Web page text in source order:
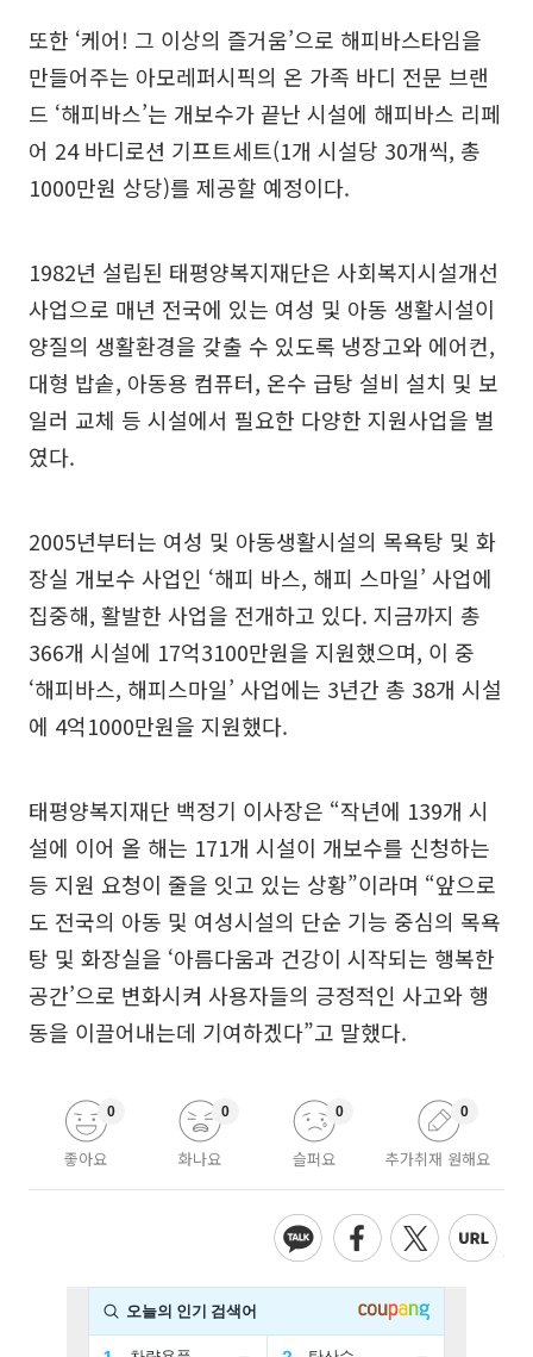
또한 ‘케어! 그 이상의 즐거움’으로 해피바스타임을
만들어주는 아모레퍼시픽의 온 가족 바디 전문 브랜
드 ‘해피바스’는 개보수가 끝난 시설에 해피바스 리페
어 24 바디로션 기프트세트(1개 시설당 30개씩, 총
1000만원 상당)를 제공할 예정이다.
1982년 설립된 태평양복지재단은 사회복지시설개선
사업으로 매년 전국에 있는 여성 및 아동 생활시설이
양질의 생활환경을 갖출 수 있도록 냉장고와 에어컨,
대형 밥솥, 아동용 컴퓨터, 온수 급탕 설비 설치 및 보
일러 교체 등 시설에서 필요한 다양한 지원사업을 벌
였다.
2005년부터는 여성 및 아동생활시설의 목욕탕 및 화
장실 개보수 사업인 ‘해피 바스, 해피 스마일’ 사업에
집중해, 활발한 사업을 전개하고 있다. 지금까지 총
366개 시설에 17억3100만원을 지원했으며, 이 중
‘해피바스, 해피스마일’ 사업에는 3년간 총 38개 시설
에 4억1000만원을 지원했다.
태평양복지재단 백정기 이사장은 “작년에 139개 시
설에 이어 올 해는 171개 시설이 개보수를 신청하는
등 지원 요청이 줄을 잇고 있는 상황”이라며 “앞으로
도 전국의 아동 및 여성시설의 단순 기능 중심의 목욕
탕 및 화장실을 ‘아름다움과 건강이 시작되는 행복한
공간’으로 변화시켜 사용자들의 긍정적인 사고와 행
동을 이끌어내는데 기여하겠다”고 말했다.
좋아요
0
화나요
0
슬퍼요
0
추가취재 원해요
0